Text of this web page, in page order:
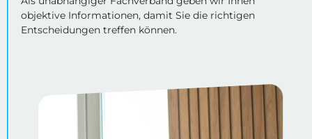
objektive Informationen, damit Sie die richtigen
Entscheidungen treffen können.